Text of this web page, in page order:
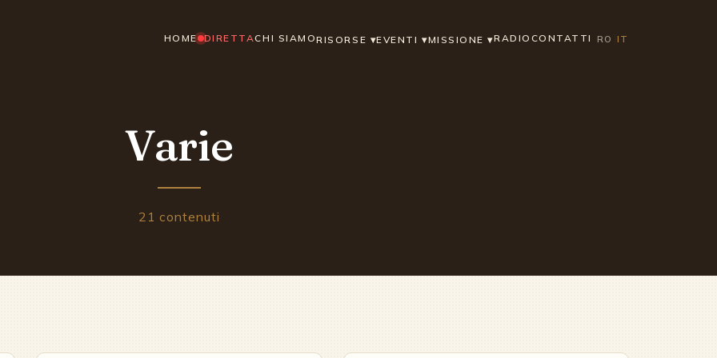
HOME DIRETTACHI SIAMORISORSE ▾EVENTI ▾MISSIONE ▾RADIO CONTATTI RO IT
Varie
21 contenuti
▶ ▶